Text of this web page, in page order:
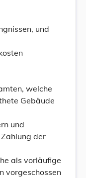
und
welche
Gebäude
und
der
als vorläufige
vorgeschossen